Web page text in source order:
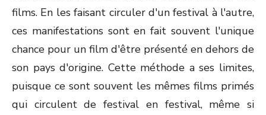
films. En les faisant circuler d'un festival à l'autre,
ces manifestations sont en fait souvent l'unique
chance pour un film d'être présenté en dehors de
son pays d'origine. Cette méthode a ses limites,
puisque ce sont souvent les mêmes films primés
qui circulent de festival en festival, même si